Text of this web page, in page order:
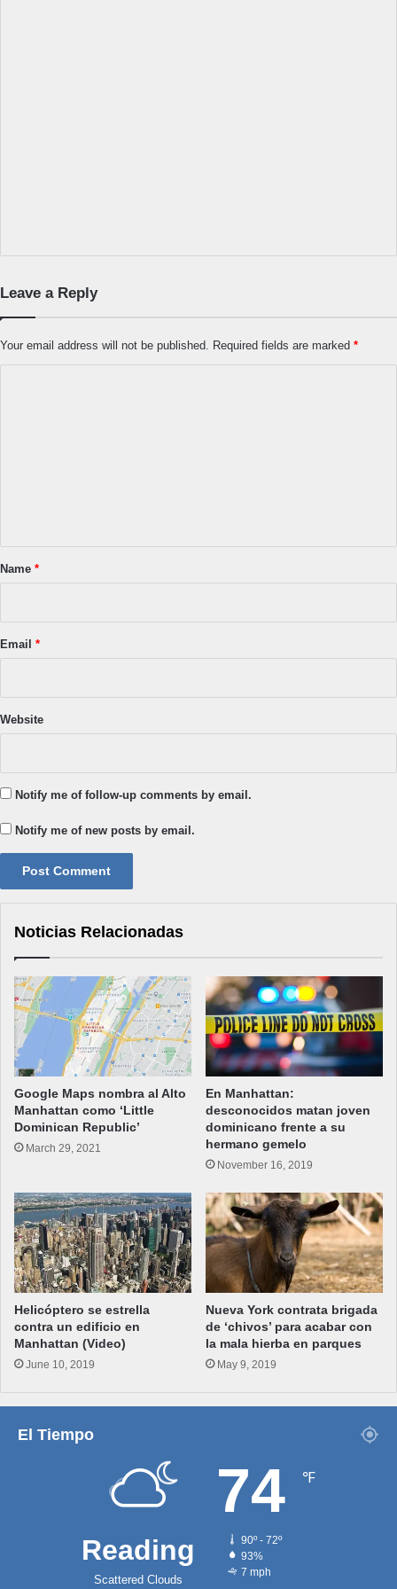
Leave a Reply
Your email address will not be published. Required fields are marked *
*Name *
Email *
Website
Notify me of follow-up comments by email.
Notify me of new posts by email.
Noticias Relacionadas
Google Maps nombra al Alto
Manhattan como ‘Little
Dominican Republic’
March 29, 2021
En Manhattan:
desconocidos matan joven
dominicano frente a su
hermano gemelo
November 16, 2019
Helicóptero se estrella
contra un edificio en
Manhattan (Video)
June 10, 2019
Nueva York contrata brigada
de ‘chivos’ para acabar con
la mala hierba en parques
May 9, 2019
El Tiempo
Reading
Scattered Clouds
74 ℉
90º - 72º
93%
7 mph